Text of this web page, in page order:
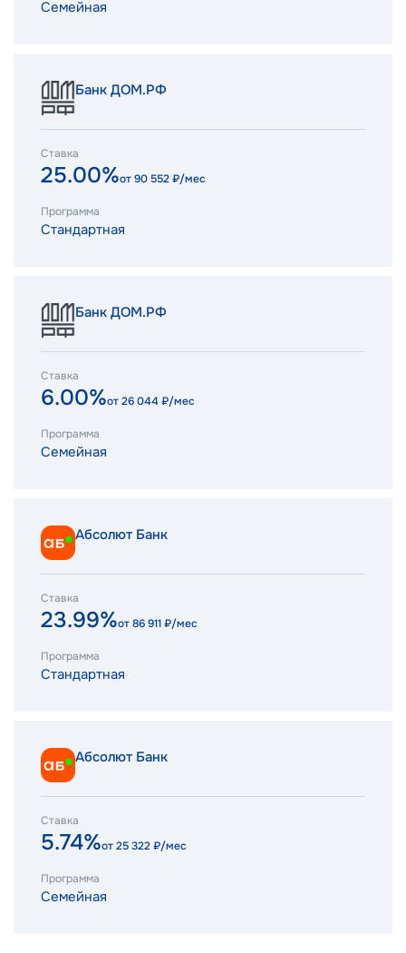
Семейная
Банк ДОМ.РФ
Ставка
25.00%от90 552₽/мес
Программа
Стандартная
Банк ДОМ.РФ
Ставка
6.00%от26 044₽/мес
Программа
Семейная
Абсолют Банк
Ставка
23.99%от86 911₽/мес
Программа
Стандартная
Абсолют Банк
Ставка
5.74%от25 322₽/мес
Программа
Семейная